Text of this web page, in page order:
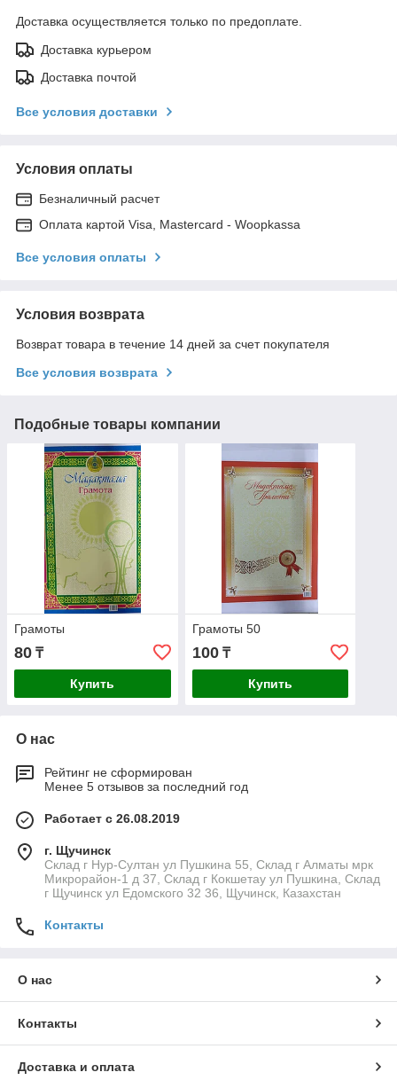
Доставка осуществляется только по предоплате.
Доставка курьером
Доставка почтой
Все условия доставки
Условия оплаты
Безналичный расчет
Оплата картой Visa, Mastercard - Woopkassa
Все условия оплаты
Условия возврата
Возврат товара в течение 14 дней за счет покупателя
Все условия возврата
Подобные товары компании
Грамоты
80 ₸
Купить
Грамоты 50
100₸
Купить
О нас
Рейтинг не сформирован
Менее 5 отзывов за последний год
Работает с 26.08.2019
г. Щучинск
Склад г Нур-Султан ул Пушкина 55, Склад г Алматы мрк
Микрорайон-1 д 37, Склад г Кокшетау ул Пушкина, Склад
г Щучинск ул Едомского 32 36, Щучинск, Казахстан
Контакты
О нас
Контакты
Доставка и оплата